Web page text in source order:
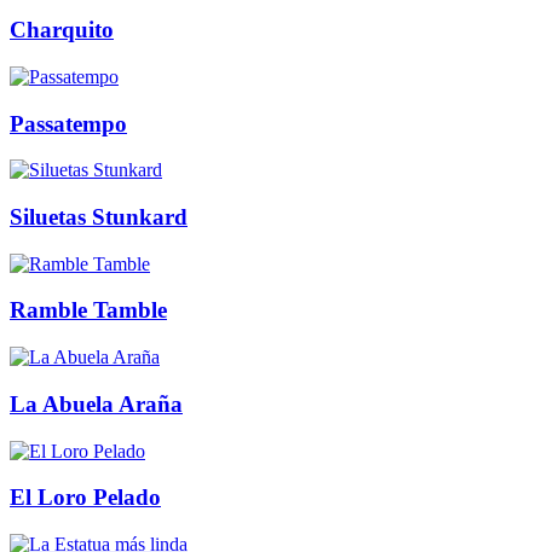
Charquito
Passatempo
Siluetas Stunkard
Ramble Tamble
La Abuela Araña
El Loro Pelado